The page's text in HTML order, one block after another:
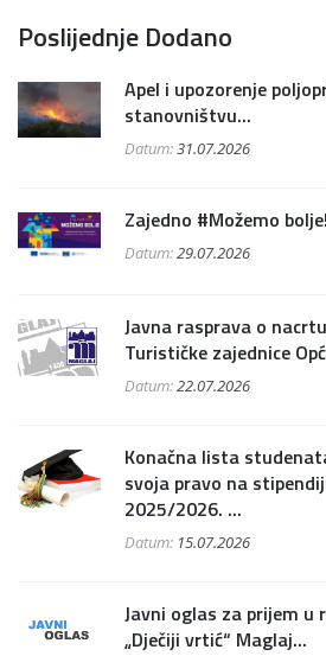
Poslijednje Dodano
Apel i upozorenje
stanovništvu...
Datum:31.07.2026
Zajedno #Možemo
Datum:29.07.2026
Javna rasprava o
Turističke zajednice
Datum:22.07.2026
Konačna lista
svoja pravo na
2025/2026. ...
Datum: 15.07.2026
Javni oglas za prijem u
„Dječiji vrtić“ Maglaj...